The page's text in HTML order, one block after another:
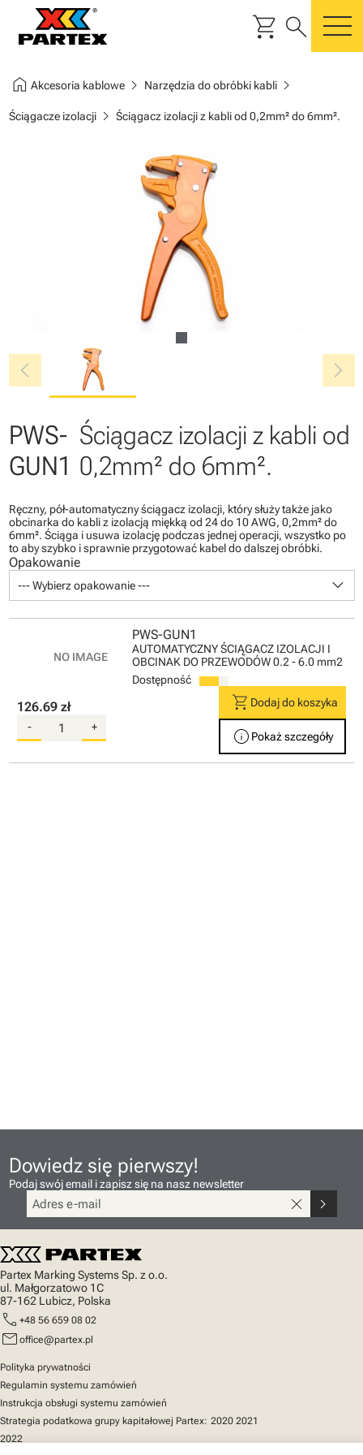
shopping_cart search
home Akcesoria kablowechevron_right Narzędzia do obróbki kablichevron_right
Ściągacze izolacjichevron_right Ściągacz izolacji z kabli od 0,2mm² do 6mm².
chevron_left chevron_right
PWS-
GUN1
Ściągacz izolacji z kabli od
0,2mm² do 6mm².
Ręczny, pół-automatyczny ściągacz izolacji, który służy także jako
obcinarka do kabli z izolacją miękką od 24 do 10 AWG, 0,2mm² do
6mm². Ściąga i usuwa izolację podczas jednej operacji, wszystko po
to aby szybko i sprawnie przygotować kabel do dalszej obróbki.
Opakowanie
--- Wybierz opakowanie --- keyboard_arrow_down
PWS-GUN1
AUTOMATYCZNY ŚCIĄGACZ IZOLACJI I
OBCINAK DO PRZEWODÓW 0.2 - 6.0 mm2
Dostępność
126.69 zł
- +
shopping_cart Dodaj do koszyka
info Pokaż szczegóły
Dowiedz się pierwszy!
Podaj swój email i zapisz się na nasz newsletter
close chevron_right
Partex Marking Systems Sp. z o.o.
ul. Małgorzatowo 1C
87-162 Lubicz, Polska
call +48 56 659 08 02
mail office@partex.pl
Polityka prywatności
Regulamin systemu zamówień
Instrukcja obsługi systemu zamówień
Strategia podatkowa grupy kapitałowej Partex: 2020 2021
2022